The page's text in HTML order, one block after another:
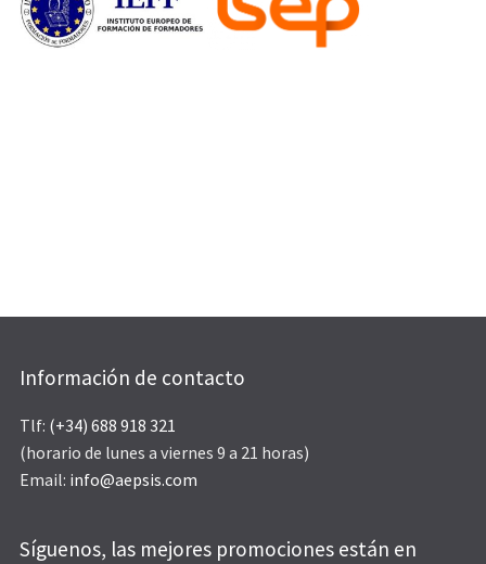
Información de contacto
Tlf: (+34) 688 918 321
(horario de lunes a viernes 9 a 21 horas)
Email: info@aepsis.com
Síguenos, las mejores promociones están en